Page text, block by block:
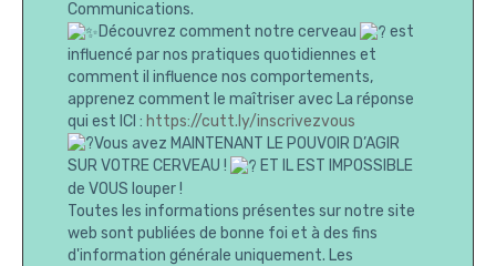
Communications.
Découvrez comment notre cerveau
est
influencé par nos pratiques quotidiennes et
comment il influence nos comportements,
apprenez comment le maîtriser avec La réponse
qui est ICI : https://cutt.ly/inscrivezvous
Vous avez MAINTENANT LE POUVOIR D’AGIR
SUR VOTRE CERVEAU !
ET IL EST IMPOSSIBLE
de VOUS louper !
Toutes les informations présentes sur notre site
web sont publiées de bonne foi et à des fins
d'information générale uniquement. Les